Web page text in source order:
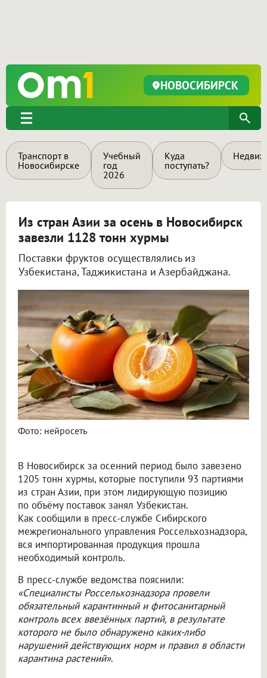
НОВОСИБИРСК
Транспорт в
Новосибирске
Учебный
год
2026
Куда
поступать?
Из стран Азии за осень в Новосибирск
завезли 1128 тонн хурмы
Поставки фруктов осуществлялись из
Узбекистана, Таджикистана и Азербайджана.
Фото: нейросеть
В Новосибирск за осенний период было завезено
1205 тонн хурмы, которые поступили 93 партиями
из стран Азии, при этом лидирующую позицию
по объёму поставок занял Узбекистан.
Как сообщили в пресс-службе Сибирского
межрегионального управления Россельхознадзора,
вся импортированная продукция прошла
необходимый контроль.
В пресс-службе ведомства пояснили:
«Специалисты Россельхознадзора провели
обязательный карантинный и фитосанитарный
контроль всех ввезённых партий, в результате
которого не было обнаружено каких-либо
нарушений действующих норм и правил в области
карантина растений».